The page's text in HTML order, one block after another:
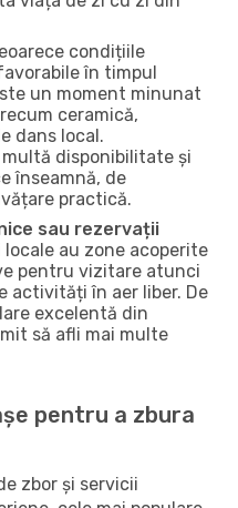
condițiile
în timpul
un moment minunat
ceramică,
dans local.
disponibilitate și
înseamnă, de
practică.
sau rezervații
au zone acoperite
pentru vizitare atunci
activități în aer liber. De
excelentă din
să afli mai multe
pentru a zbura
zbor și servicii